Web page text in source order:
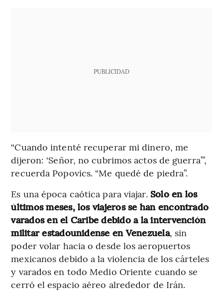
PUBLICIDAD
“Cuando intenté recuperar mi dinero, me
dijeron: ‘Señor, no cubrimos actos de guerra’”,
recuerda Popovics. “Me quedé de piedra”.
Es una época caótica para viajar. Solo en los
últimos meses, los viajeros se han encontrado
varados en el Caribe debido a la intervención
militar estadounidense en Venezuela, sin
poder volar hacia o desde los aeropuertos
mexicanos debido a la violencia de los cárteles
y varados en todo Medio Oriente cuando se
cerró el espacio aéreo alrededor de Irán.